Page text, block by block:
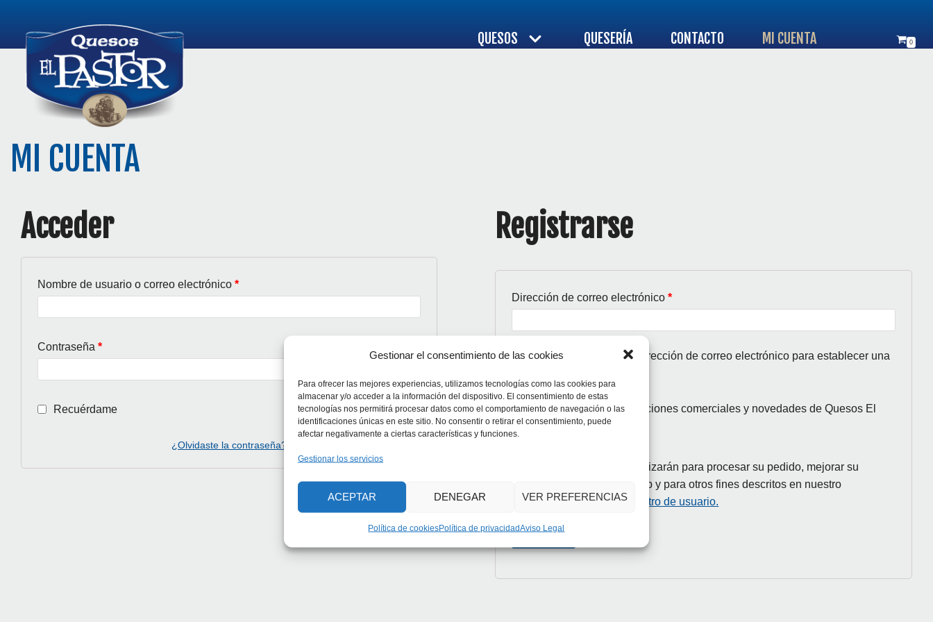
Gestionar el consentimiento de las cookies
Para ofrecer las mejores experiencias, utilizamos tecnologías como las cookies para
almacenar y/o acceder a la información del dispositivo. El consentimiento de estas
tecnologías nos permitirá procesar datos como el comportamiento de navegación o las
identificaciones únicas en este sitio. No consentir o retirar el consentimiento, puede
afectar negativamente a ciertas características y funciones.
Gestionar los servicios
ACEPTAR DENEGAR VER PREFERENCIAS
Política de cookiesPolítica de privacidadAviso Legal
contenido
QUESOS QUESERÍA CONTACTO MI CUENTA 0
MI CUENTA
Acceder
Nombre de usuario o correo electrónico*
Contraseña*
Recuérdame ACCEDER
¿Olvidaste la contraseña?
Registrarse
Dirección de correo electrónico*
Se enviará un enlace a tu dirección de correo electrónico para establecer una
Deseo recibir comunicaciones comerciales y novedades de Quesos El
Pastor
Sus datos personales se utilizarán para procesar su pedido, mejorar su
experiencia en este sitio web y para otros fines descritos en nuestro
consentimiento para el registro de usuario.